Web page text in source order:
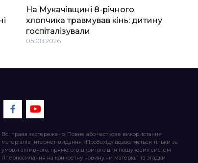
На Мукачівщині 8-річного
хлопчика травмував кінь: дитину
госпіталізували
05.08.2026
Всі права застережено. Повне або часткове використання
матеріалів інтернет-видання «ПроЗахід» дозволяється тільки за
умови активного, прямого, відкритого для пошукових систем
гіперпосилання на конкретну новину чи матеріал та згадки